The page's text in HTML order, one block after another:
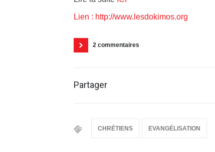
Lien : http://www.lesdokimos.org
2 commentaires
Partager
CHRÉTIENS EVANGÉLISATION